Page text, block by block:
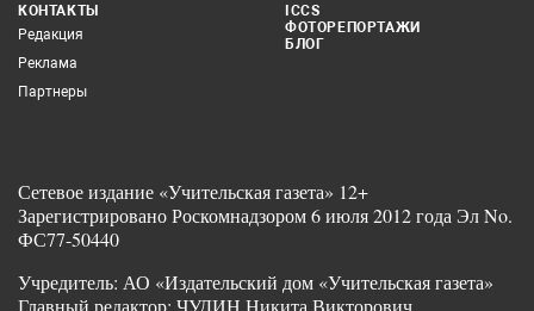
КОНТАКТЫ
Редакция
Реклама
Партнеры
ICCS
ФОТОРЕПОРТАЖИ
БЛОГ
Сетевое издание «Учительская газета» 12+
Зарегистрировано Роскомнадзором 6 июля 2012 года Эл No.
ФС77-50440
Учредитель: АО «Издательский дом «Учительская газета»
Главный редактор: ЧУДИН Никита Викторович